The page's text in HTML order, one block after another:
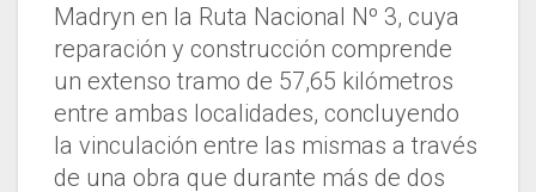
Madryn en la Ruta Nacional Nº 3, cuya
reparación y construcción comprende
un extenso tramo de 57,65 kilómetros
entre ambas localidades, concluyendo
la vinculación entre las mismas a través
de una obra que durante más de dos